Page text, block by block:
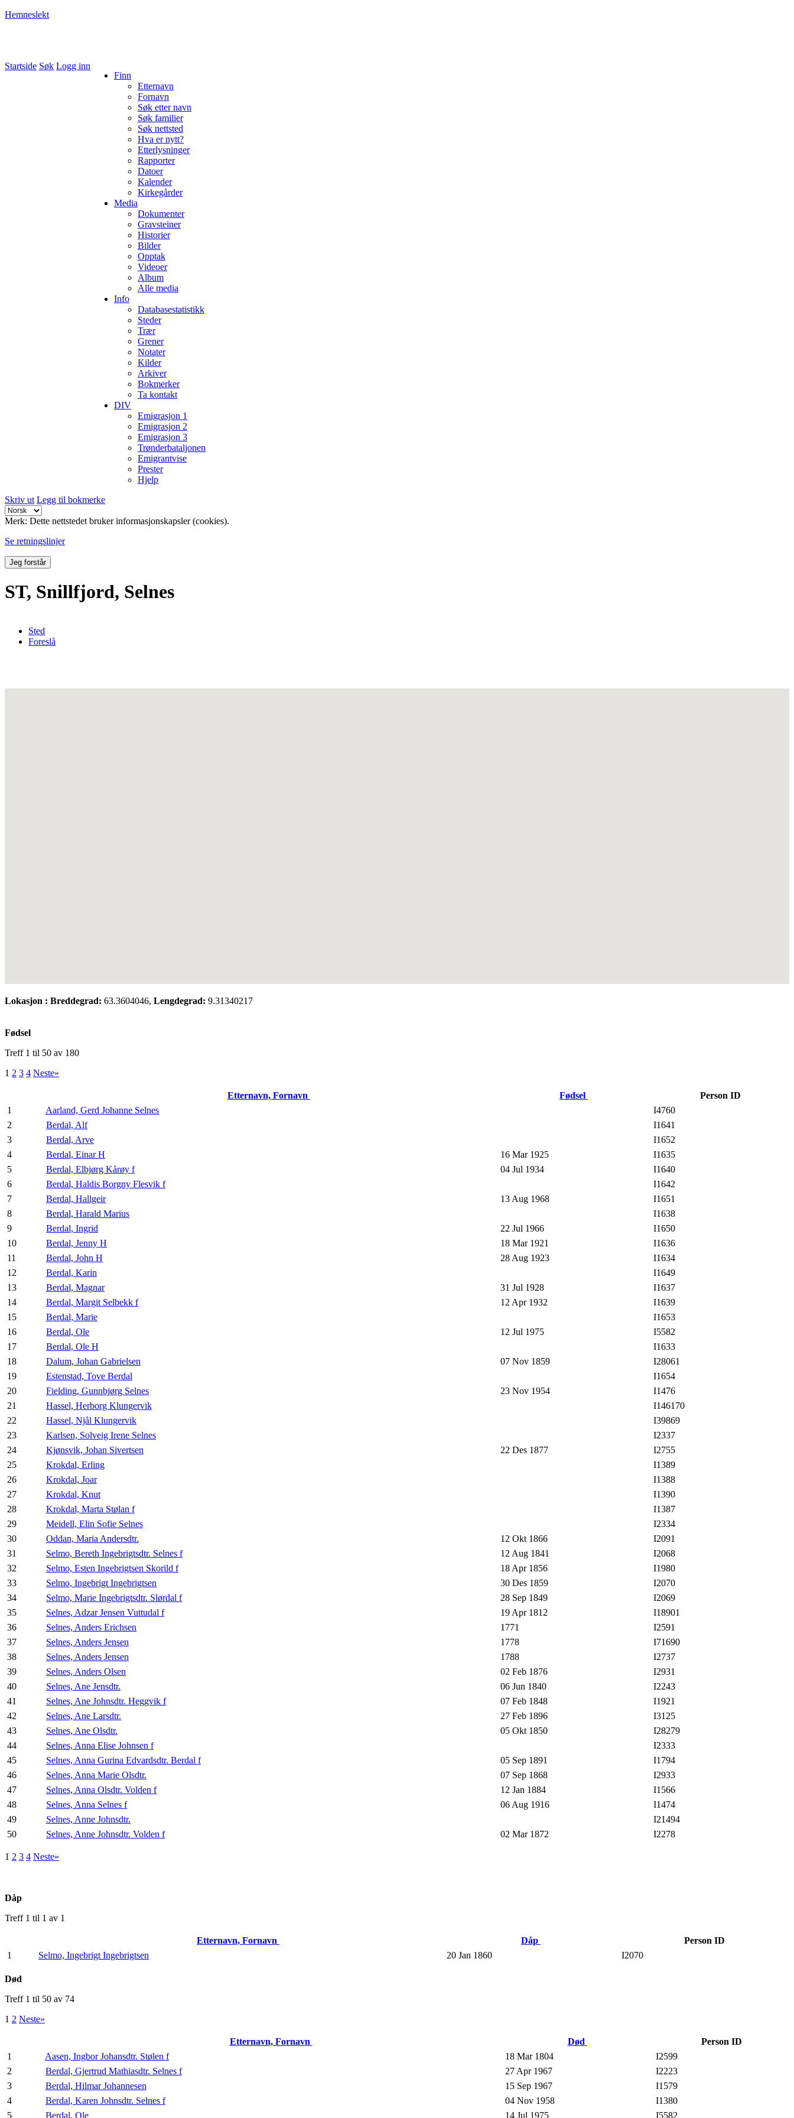
Hemneslekt
Startside Søk Logg inn
Finn
Etternavn
Fornavn
Søk etter navn
Søk familier
Søk nettsted
Hva er nytt?
Etterlysninger
Rapporter
Datoer
Kalender
Kirkegårder
Media
Dokumenter
Gravsteiner
Historier
Bilder
Opptak
Videoer
Album
Alle media
Info
Databasestatistikk
Steder
Trær
Grener
Notater
Kilder
Arkiver
Bokmerker
Ta kontakt
DIV
Emigrasjon 1
Emigrasjon 2
Emigrasjon 3
Trønderbataljonen
Emigrantvise
Prester
Hjelp
Skriv ut Legg til bokmerke
Merk: Dette nettstedet bruker informasjonskapsler (cookies).
Se retningslinjer
Jeg forstår
ST, Snillfjord, Selnes
Sted
Foreslå
Lokasjon : Breddegrad: 63.3604046, Lengdegrad: 9.31340217
Fødsel
Treff 1 til 50 av 180
1 2 3 4 Neste»
Etternavn, Fornavn Fødsel
Person ID
1
Aarland, Gerd Johanne Selnes
I4760
2
Berdal, Alf
I1641
3
Berdal, Arve
I1652
4
Berdal, Einar H 16 Mar 1925
I1635
5
Berdal, Elbjørg Kårøy f 04 Jul 1934
I1640
6
Berdal, Haldis Borgny Flesvik f
I1642
7
Berdal, Hallgeir 13 Aug 1968
I1651
8
Berdal, Harald Marius
I1638
9
Berdal, Ingrid 22 Jul 1966
I1650
10
Berdal, Jenny H 18 Mar 1921
I1636
11
Berdal, John H 28 Aug 1923
I1634
12
Berdal, Karin
I1649
13
Berdal, Magnar 31 Jul 1928
I1637
14
Berdal, Margit Selbekk f 12 Apr 1932
I1639
15
Berdal, Marie
I1653
16
Berdal, Ole 12 Jul 1975
I5582
17
Berdal, Ole H
I1633
18
Dalum, Johan Gabrielsen 07 Nov 1859
I28061
19
Estenstad, Tove Berdal
I1654
20
Fielding, Gunnbjørg Selnes 23 Nov 1954
I1476
21
Hassel, Herborg Klungervik
I146170
22
Hassel, Njål Klungervik
I39869
23
Karlsen, Solveig Irene Selnes
I2337
24
Kjønsvik, Johan Sivertsen 22 Des 1877
I2755
25
Krokdal, Erling
I1389
26
Krokdal, Joar
I1388
27
Krokdal, Knut
I1390
28
Krokdal, Marta Stølan f
I1387
29
Meidell, Elin Sofie Selnes
I2334
30
Oddan, Maria Andersdtr. 12 Okt 1866
I2091
31
Selmo, Bereth Ingebrigtsdtr. Selnes f 12 Aug 1841
I2068
32
Selmo, Esten Ingebrigtsen Skorild f 18 Apr 1856
I1980
33
Selmo, Ingebrigt Ingebrigtsen 30 Des 1859
I2070
34
Selmo, Marie Ingebrigtsdtr. Slørdal f 28 Sep 1849
I2069
35
Selnes, Adzar Jensen Vuttudal f 19 Apr 1812
I18901
36
Selnes, Anders Erichsen 1771
I2591
37
Selnes, Anders Jensen 1778
I71690
38
Selnes, Anders Jensen 1788
I2737
39
Selnes, Anders Olsen 02 Feb 1876
I2931
40
Selnes, Ane Jensdtr. 06 Jun 1840
I2243
41
Selnes, Ane Johnsdtr. Heggvik f 07 Feb 1848
I1921
42
Selnes, Ane Larsdtr. 27 Feb 1896
I3125
43
Selnes, Ane Olsdtr. 05 Okt 1850
I28279
44
Selnes, Anna Elise Johnsen f
I2333
45
Selnes, Anna Gurina Edvardsdtr. Berdal f 05 Sep 1891
I1794
46
Selnes, Anna Marie Olsdtr. 07 Sep 1868
I2933
47
Selnes, Anna Olsdtr. Volden f 12 Jan 1884
I1566
48
Selnes, Anna Selnes f 06 Aug 1916
I1474
49
Selnes, Anne Johnsdtr.
I21494
50
Selnes, Anne Johnsdtr. Volden f 02 Mar 1872 I2278
1 2 3 4 Neste»
Dåp
Treff 1 til 1 av 1
Etternavn, Fornavn Dåp
Person ID
1
Selmo, Ingebrigt Ingebrigtsen 20 Jan 1860 I2070
Død
Treff 1 til 50 av 74
1 2 Neste»
Etternavn, Fornavn Død
Person ID
1
Aasen, Ingbor Johansdtr. Stølen f 18 Mar 1804
I2599
2
Berdal, Gjertrud Mathiasdtr. Selnes f 27 Apr 1967
I2223
3
Berdal, Hilmar Johannesen 15 Sep 1967
I1579
4
Berdal, Karen Johnsdtr. Selnes f 04 Nov 1958
I1380
5
Berdal, Ole 14 Jul 1975 I5582